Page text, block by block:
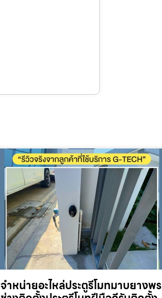
จำหน่ายอะไหล่ประตูรีโมทมาบยางพร